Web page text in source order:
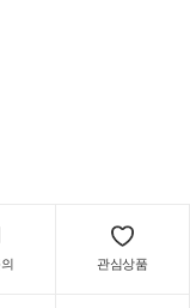
관심상품